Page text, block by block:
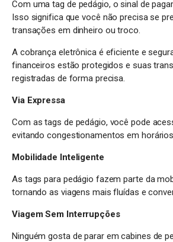
Com uma tag de pedágio, o sinal de
Isso significa que você não precisa se
transações em dinheiro ou troco.
A cobrança eletrônica é eficiente e
financeiros estão protegidos e suas
registradas de forma precisa.
Via Expressa
Com as tags de pedágio, você pode
evitando congestionamentos em
Mobilidade Inteligente
As tags para pedágio fazem parte da
tornando as viagens mais fluídas e
Viagem Sem Interrupções
Ninguém gosta de parar em cabines de